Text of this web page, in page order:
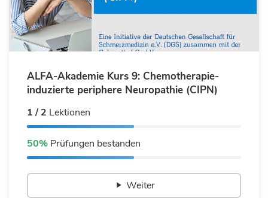
ALFA-Akademie Kurs 9: Chemotherapie-
induzierte periphere Neuropathie (CIPN)
1 / 2 Lektionen
50% Prüfungen bestanden
Weiter